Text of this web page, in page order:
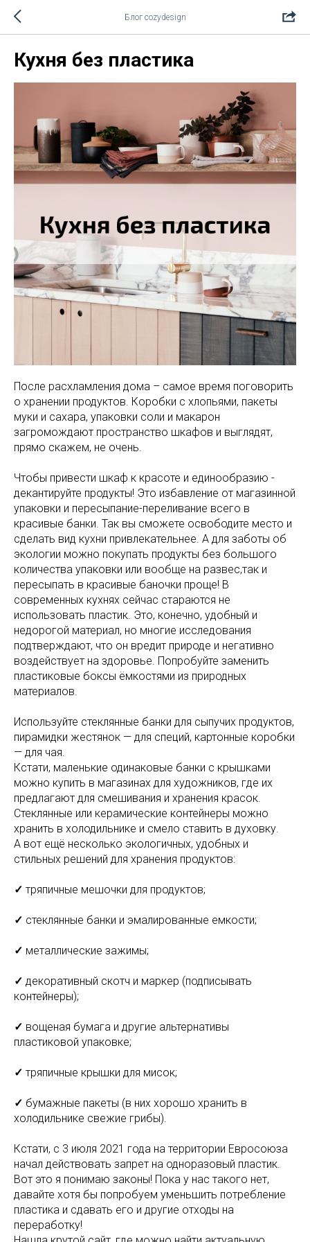
Блог cozydesign
Кухня без пластика
После расхламления дома – самое время поговорить
о хранении продуктов. Коробки с хлопьями, пакеты
муки и сахара, упаковки соли и макарон
загромождают пространство шкафов и выглядят,
прямо скажем, не очень.
Чтобы привести шкаф к красоте и единообразию -
декантируйте продукты! Это избавление от магазинной
упаковки и пересыпание-переливание всего в
красивые банки. Так вы сможете освободите место и
сделать вид кухни привлекательнее. А для заботы об
экологии можно покупать продукты без большого
количества упаковки или вообще на развес,так и
пересыпать в красивые баночки проще! В
современных кухнях сейчас стараются не
использовать пластик. Это, конечно, удобный и
недорогой материал, но многие исследования
подтверждают, что он вредит природе и негативно
воздействует на здоровье. Попробуйте заменить
пластиковые боксы ёмкостями из природных
материалов.⠀
Используйте стеклянные банки для сыпучих продуктов,
пирамидки жестянок — для специй, картонные коробки
— для чая.⠀
Кстати, маленькие одинаковые банки с крышками
можно купить в магазинах для художников, где их
предлагают для смешивания и хранения красок.⠀
Стеклянные или керамические контейнеры можно
хранить в холодильнике и смело ставить в духовку.⠀
А вот ещё несколько экологичных, удобных и
стильных решений для хранения продуктов:⠀
✓ тряпичные мешочки для продуктов; ⠀
✓ стеклянные банки и эмалированные емкости;⠀
✓ металлические зажимы;⠀
✓ декоративный скотч и маркер (подписывать
контейнеры);⠀
✓ вощеная бумага и другие альтернативы
пластиковой упаковке;⠀ ⠀
✓ тряпичные крышки для мисок;⠀
✓ бумажные пакеты (в них хорошо хранить в
холодильнике свежие грибы).
Кстати, с 3 июля 2021 года на территории Евросоюза
начал действовать запрет на одноразовый пластик.
Вот это я понимаю законы! Пока у нас такого нет,
давайте хотя бы попробуем уменьшить потребление
пластика и сдавать его и другие отходы на
переработку!